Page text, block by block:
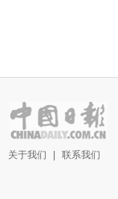
关于我们 联系我们